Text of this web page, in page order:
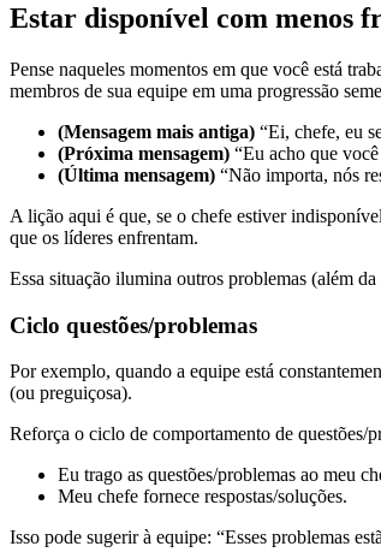
Estar disponível com menos
Pense naqueles momentos em que você está
membros de sua equipe em uma progressão
(Mensagem mais antiga) “Ei, chefe, eu
(Próxima mensagem) “Eu acho que
(Última mensagem) “Não importa, nós
A lição aqui é que, se o chefe estiver
que os líderes enfrentam.
Essa situação ilumina outros problemas (além
Ciclo questões/problemas
Por exemplo, quando a equipe está
(ou preguiçosa).
Reforça o ciclo de comportamento de questões/
Eu trago as questões/problemas ao meu
Meu chefe fornece respostas/soluções.
Isso pode sugerir à equipe: “Esses problemas